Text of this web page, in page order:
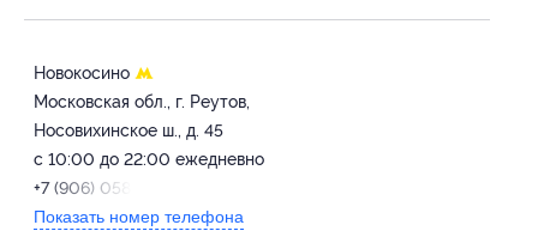
Новокосино
Московская обл., г. Реутов,
Носовихинское ш., д. 45
с 10:00 до 22:00 ежедневно
+7 (906) 058-55-36
Показать номер телефона